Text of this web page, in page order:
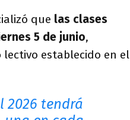
que las clases
5 de junio,
establecido en el
2026 tendrá